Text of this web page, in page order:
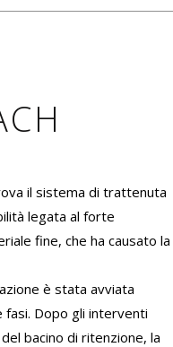
il sistema di trattenuta
legata al forte
fine, che ha causato la
è stata avviata
fasi. Dopo gli interventi
bacino di ritenzione, la